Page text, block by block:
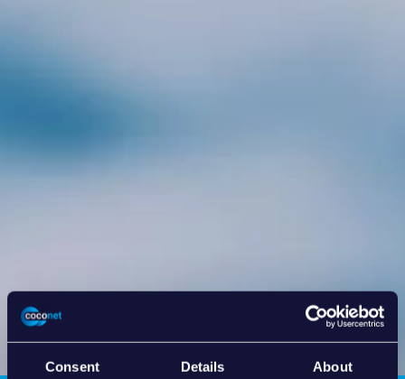
Consent Details About